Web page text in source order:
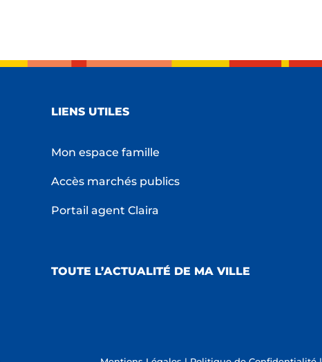
LIENS UTILES
Mon espace famille
Accès marchés publics
Portail agent Claira
TOUTE L’ACTUALITÉ DE MA VILLE